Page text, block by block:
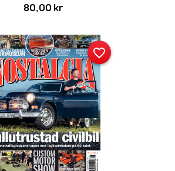
80,00 kr
favorite_border